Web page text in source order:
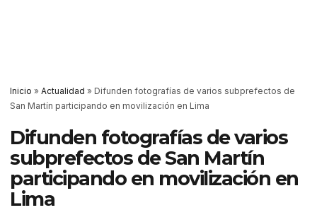
Inicio » Actualidad » Difunden fotografías de varios subprefectos de
San Martín participando en movilización en Lima
Difunden fotografías de varios
subprefectos de San Martín
participando en movilización en
Lima